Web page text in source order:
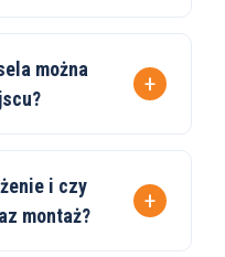
można
i czy
montaż?